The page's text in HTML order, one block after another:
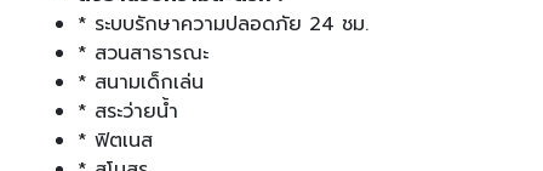
* ระบบรักษาความปลอดภัย 24 ชม.
* สวนสาธารณะ
* สนามเด็กเล่น
* สระว่ายน้ำ
* ฟิตเนส